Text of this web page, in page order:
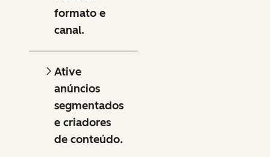
formato e
canal.
Ative
anúncios
segmentados
e criadores
de conteúdo.